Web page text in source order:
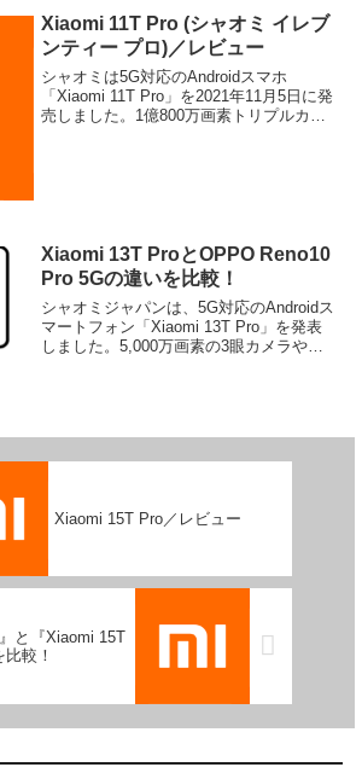
Xiaomi 11T Pro (シャオミ イレブ
ンティー プロ)／レビュー
シャオミは5G対応のAndroidスマホ
「Xiaomi 11T Pro」を2021年11月5日に発
売しました。1億800万画素トリプルカメ
Xiaomi 13T ProとOPPO Reno10
Pro 5Gの違いを比較！
シャオミジャパンは、5G対応のAndroidス
マートフォン「Xiaomi 13T Pro」を発表
しました。5,000万画素の3眼カメラや
Xiaomi 15T Pro／レビュー
と『Xiaomi 15T
較！